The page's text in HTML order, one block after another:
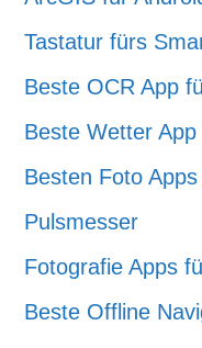
Tastatur fürs
Beste OCR App
Beste Wetter App
Besten Foto
Pulsmesser
Fotografie Apps
Beste Offline